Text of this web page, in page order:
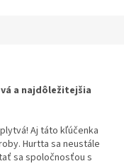
a najdôležitejšia
Aj táto kľúčenka
Hurtta sa neustále
sa spoločnosťou s